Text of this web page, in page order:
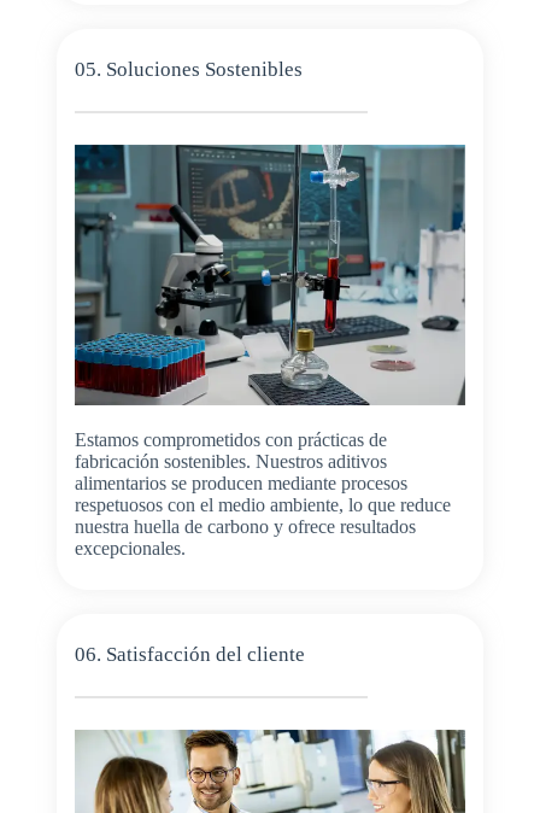
05. Soluciones Sostenibles
Estamos comprometidos con prácticas de
fabricación sostenibles. Nuestros aditivos
alimentarios se producen mediante procesos
respetuosos con el medio ambiente, lo que reduce
nuestra huella de carbono y ofrece resultados
excepcionales.
06. Satisfacción del cliente